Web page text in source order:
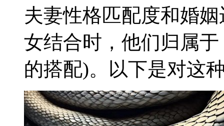
夫妻性格匹配度和婚
女结合时，他们归属
的搭配)。以下是对这